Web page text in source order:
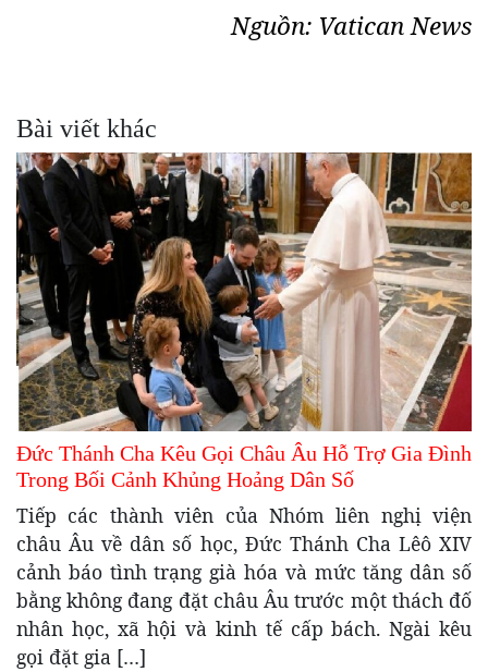
Nguồn: Vatican News
Bài viết khác
Đức Thánh Cha Kêu Gọi Châu Âu Hỗ Trợ Gia Đình
Trong Bối Cảnh Khủng Hoảng Dân Số
Tiếp các thành viên của Nhóm liên nghị viện
châu Âu về dân số học, Đức Thánh Cha Lêô XIV
cảnh báo tình trạng già hóa và mức tăng dân số
bằng không đang đặt châu Âu trước một thách đố
nhân học, xã hội và kinh tế cấp bách. Ngài kêu
gọi đặt gia […]